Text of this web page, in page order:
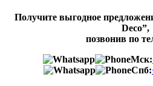
Получите выгодное
Deco”,
позвонив по
Мск:
Спб: